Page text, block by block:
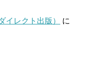
イレクト出版）
に